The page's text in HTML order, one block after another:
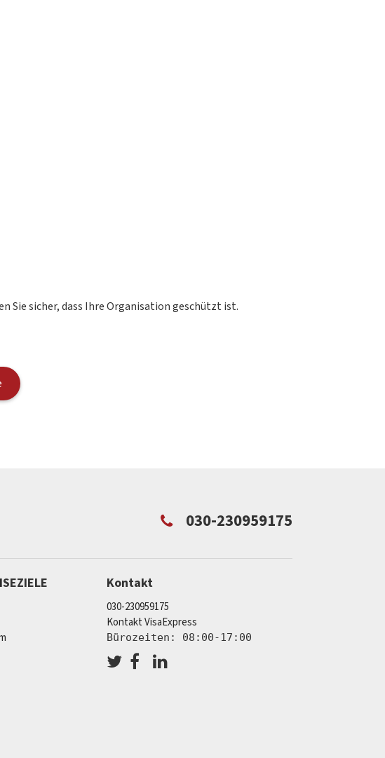
Sie sicher, dass Ihre Organisation geschützt ist.
030-230959175
Kontakt
030-230959175
Kontakt VisaExpress
Bürozeiten: 08:00-17:00